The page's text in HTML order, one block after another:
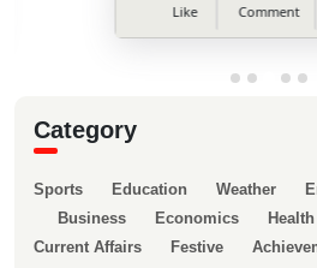
Comment
Category
Sports Education Weather
Business
Economics Health
Current Affairs
Festive